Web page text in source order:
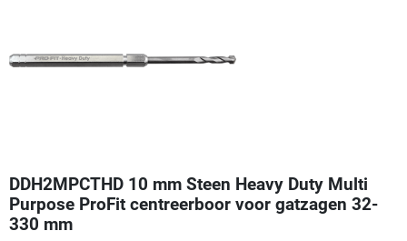
DDH2MPCTHD 10 mm Steen Heavy Duty Multi
Purpose ProFit centreerboor voor gatzagen 32-
330 mm